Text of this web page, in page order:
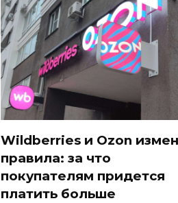
Wildberries и Ozon
правила: за что
покупателям придется
платить больше